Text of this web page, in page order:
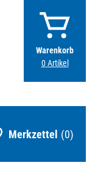
Warenkorb
0 Artikel
Merkzettel 0